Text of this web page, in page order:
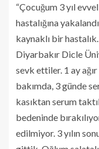
“Çocuğum 3 yıl
hastalığına
kaynaklı bir
Diyarbakır Dicle
sevk ettiler. 1 ay
bakımda, 3 günde
kasıktan serum
bedeninde
edilmiyor. 3 yılın